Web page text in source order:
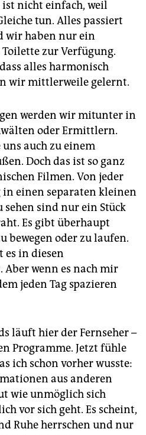
nicht einfach, weil
tun. Alles passiert
wir haben nur ein
Toilette zur Verfügung.
alles harmonisch
wir mittlerweile gelernt.
werden wir mitunter in
oder Ermittlern.
auch zu einem
Doch das ist so ganz
Filmen. Von jeder
in einen separaten kleinen
sehen sind nur ein Stück
Es gibt überhaupt
bewegen oder zu laufen.
es in diesen
Aber wenn es nach mir
jeden Tag spazieren
läuft hier der Fernseher –
Programme. Jetzt fühle
ich schon vorher wusste:
aus anderen
wie unmöglich sich
vor sich geht. Es scheint,
Ruhe herrschen und nur